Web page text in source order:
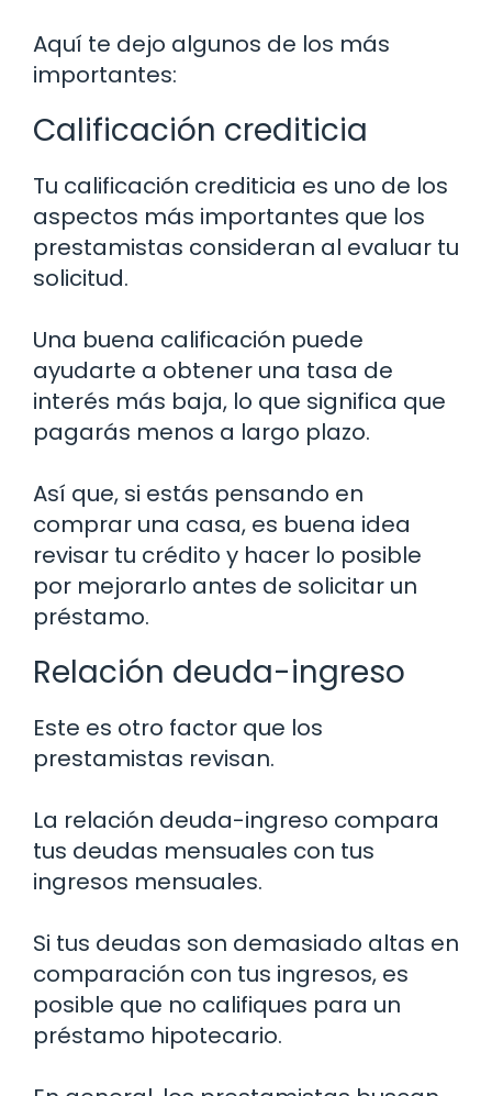
Aquí te dejo algunos de los más
importantes:
Calificación crediticia
Tu calificación crediticia es uno de los
aspectos más importantes que los
prestamistas consideran al evaluar tu
solicitud.
Una buena calificación puede
ayudarte a obtener una tasa de
interés más baja, lo que significa que
pagarás menos a largo plazo.
Así que, si estás pensando en
comprar una casa, es buena idea
revisar tu crédito y hacer lo posible
por mejorarlo antes de solicitar un
préstamo.
Relación deuda-ingreso
Este es otro factor que los
prestamistas revisan.
La relación deuda-ingreso compara
tus deudas mensuales con tus
ingresos mensuales.
Si tus deudas son demasiado altas en
comparación con tus ingresos, es
posible que no califiques para un
préstamo hipotecario.